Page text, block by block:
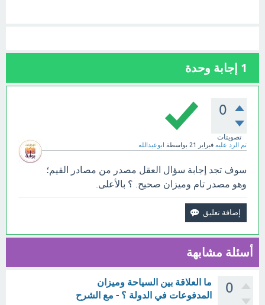
1 إجابة وحدة
0
تصويتات
تم الرد عليه فبراير 21 بواسطة ابوعبدالله
سوف تجد إجابة سؤال العقل مصدر من مصادر القيم؛
وهو مصدر تام وميزان صحيح. ؟ بالأعلى.
أسئلة مشابهة
0
ما العلاقة بين السياحة وميزان
المدفوعات في الدولة ؟ - مع الشرح